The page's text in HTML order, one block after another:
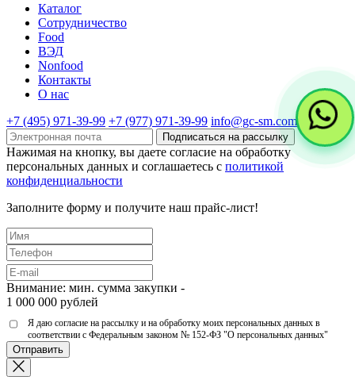
Каталог
Cотрудничество
Food
ВЭД
Nonfood
Контакты
О нас
+7 (495) 971-39-99 +7 (977) 971-39-99 info@gc-sm.com
Подписаться на рассылку
Нажимая на кнопку, вы даете согласие на обработку
персональных данных и соглашаетесь c политикой
конфиденциальности
Заполните форму и получите наш прайс-лист!
Внимание: мин. сумма закупки -
1 000 000 рублей
Я даю согласие на рассылку и на обработку моих персональных данных в
соответствии с Федеральным законом № 152-ФЗ "О персональных данных"
Отправить